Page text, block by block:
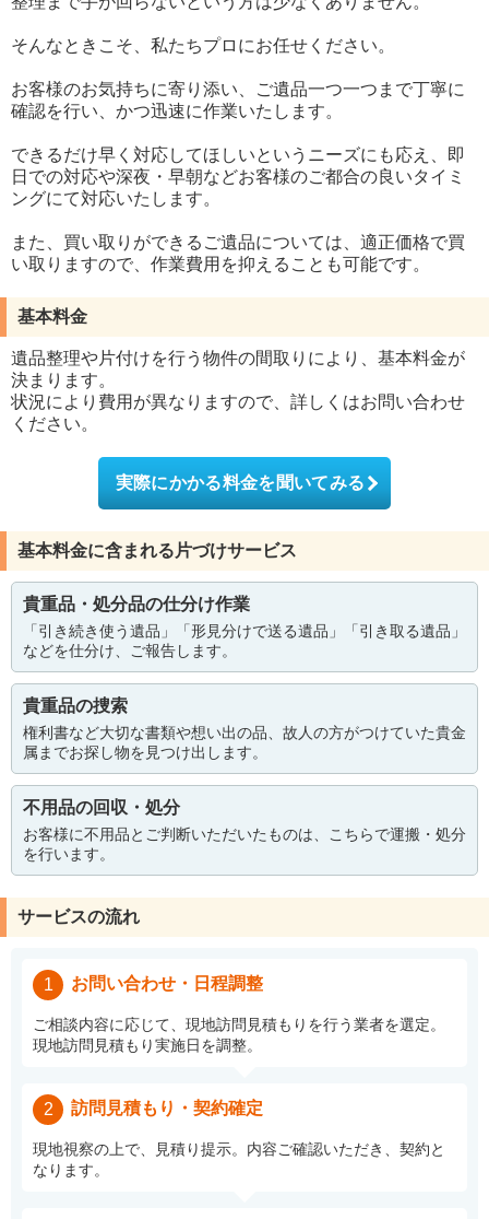
そんなときこそ、私たちプロにお任せください。
お客様のお気持ちに寄り添い、ご遺品一つ一つまで丁寧に
確認を行い、かつ迅速に作業いたします。
できるだけ早く対応してほしいというニーズにも応え、即
日での対応や深夜・早朝などお客様のご都合の良いタイミ
ングにて対応いたします。
また、買い取りができるご遺品については、適正価格で買
い取りますので、作業費用を抑えることも可能です。
基本料金
遺品整理や片付けを行う物件の間取りにより、基本料金が
決まります。
状況により費用が異なりますので、詳しくはお問い合わせ
ください。
実際にかかる料金を聞いてみる
基本料金に含まれる片づけサービス
貴重品・処分品の仕分け作業
「引き続き使う遺品」「形見分けで送る遺品」「引き取る遺品」
などを仕分け、ご報告します。
貴重品の捜索
権利書など大切な書類や想い出の品、故人の方がつけていた貴金
属までお探し物を見つけ出します。
不用品の回収・処分
お客様に不用品とご判断いただいたものは、こちらで運搬・処分
を行います。
サービスの流れ
1 お問い合わせ・日程調整
ご相談内容に応じて、現地訪問見積もりを行う業者を選定。
現地訪問見積もり実施日を調整。
2 訪問見積もり・契約確定
現地視察の上で、見積り提示。内容ご確認いただき、契約と
なります。